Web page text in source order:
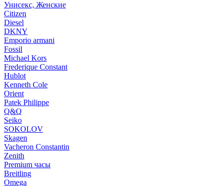
Унисекс, Женские
Citizen
Diesel
DKNY
Emporio armani
Fossil
Michael Kors
Frederique Constant
Hublot
Kenneth Cole
Orient
Patek Philippe
Q&Q
Seiko
SOKOLOV
Skagen
Vacheron Constantin
Zenith
Premium часы
Breitling
Omega